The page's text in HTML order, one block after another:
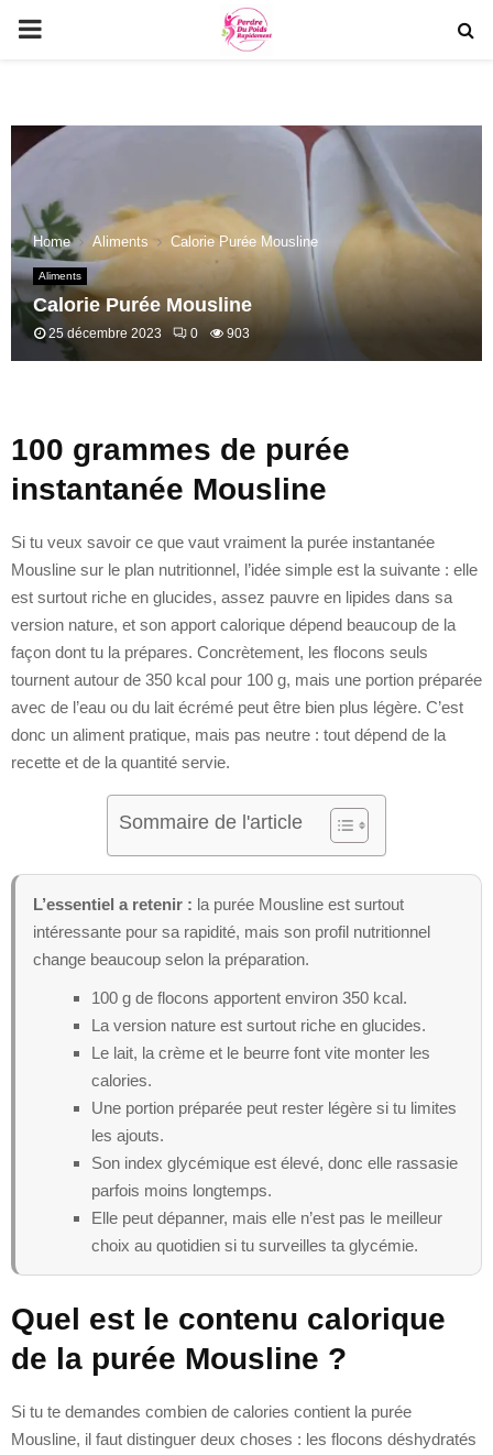
PRIMARY
Home Aliments Calorie Purée Mousline
Aliments
Calorie Purée Mousline
25 décembre 2023 0 903
100 grammes de purée
instantanée Mousline
Si tu veux savoir ce que vaut vraiment la purée instantanée
Mousline sur le plan nutritionnel, l’idée simple est la suivante : elle
est surtout riche en glucides, assez pauvre en lipides dans sa
version nature, et son apport calorique dépend beaucoup de la
façon dont tu la prépares. Concrètement, les flocons seuls
tournent autour de 350 kcal pour 100 g, mais une portion préparée
avec de l’eau ou du lait écrémé peut être bien plus légère. C’est
donc un aliment pratique, mais pas neutre : tout dépend de la
recette et de la quantité servie.
Sommaire de l'article
L’essentiel a retenir : la purée Mousline est surtout
intéressante pour sa rapidité, mais son profil nutritionnel
change beaucoup selon la préparation.
100 g de flocons apportent environ 350 kcal.
La version nature est surtout riche en glucides.
Le lait, la crème et le beurre font vite monter les
calories.
Une portion préparée peut rester légère si tu limites
les ajouts.
Son index glycémique est élevé, donc elle rassasie
parfois moins longtemps.
Elle peut dépanner, mais elle n’est pas le meilleur
choix au quotidien si tu surveilles ta glycémie.
Quel est le contenu calorique
de la purée Mousline ?
Si tu te demandes combien de calories contient la purée
Mousline, il faut distinguer deux choses : les flocons déshydratés